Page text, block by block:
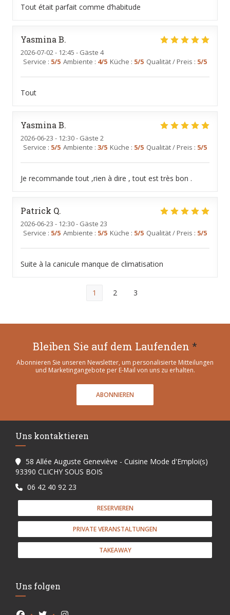
Tout était parfait comme d’habitude
Yasmina B
2026-07-02- 12:45 - Gäste 4
Service : 5/5 Ambiente : 4/5 Küche : 5/5 Qualität / Preis : 5/5
Tout
Yasmina B
2026-06-23 - 12:30 - Gäste 2
Service : 5/5 Ambiente : 3/5 Küche : 5/5 Qualität / Preis : 5/5
Je recommande tout ,rien à dire , tout est très bon .
Patrick Q
2026-06-23 - 12:30 - Gäste 23
Service : 5/5 Ambiente : 5/5 Küche : 5/5 Qualität / Preis : 5/5
Suite à la canicule manque de climatisation
1 2 3
Bleiben Sie auf dem Laufenden *
Abonnieren Sie unseren Newsletter, um personalisierte Mitteilungen
und Marketingangebote per E-Mail von uns zu erhalten.
ABONNIEREN
Uns kontaktieren
58 Allée Auguste Geneviève - Cuisine Mode d'Emploi(s)
93390 CLICHY SOUS BOIS
06 42 40 92 23
RESERVIEREN
PRIVATE VERANSTALTUNGEN
TAKEAWAY
Uns folgen